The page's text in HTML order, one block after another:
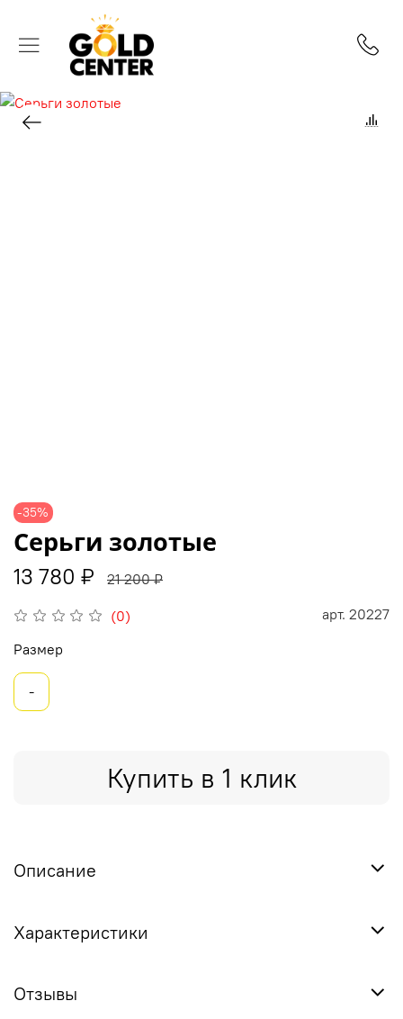
-35%
(0) арт. 20227
Серьги золотые
13 780 ₽ 21 200 ₽
Купить в 1 клик
Размер
-
Описание
Характеристики
Отзывы